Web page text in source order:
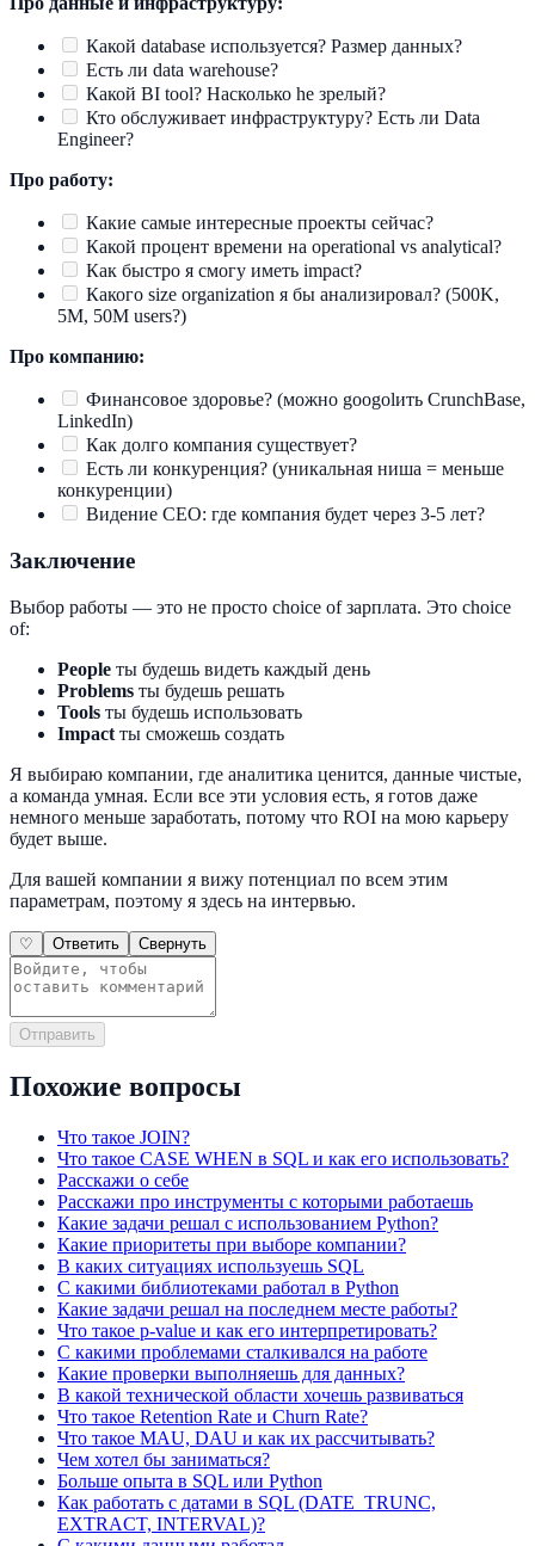
Какой database используется? Размер данных?
Есть ли data warehouse?
Какой BI tool? Насколько he зрелый?
Кто обслуживает инфраструктуру? Есть ли Data
Engineer?
Про работу:
Какие самые интересные проекты сейчас?
Какой процент времени на operational vs analytical?
Как быстро я смогу иметь impact?
Какого size organization я бы анализировал? (500K,
5M, 50M users?)
Про компанию:
Финансовое здоровье? (можно googolить CrunchBase,
LinkedIn)
Как долго компания существует?
Есть ли конкуренция? (уникальная ниша = меньше
конкуренции)
Видение CEO: где компания будет через 3-5 лет?
Заключение
Выбор работы — это не просто choice of зарплата. Это choice
of:
People ты будешь видеть каждый день
Problems ты будешь решать
Tools ты будешь использовать
Impact ты сможешь создать
Я выбираю компании, где аналитика ценится, данные чистые,
а команда умная. Если все эти условия есть, я готов даже
немного меньше заработать, потому что ROI на мою карьеру
будет выше.
Для вашей компании я вижу потенциал по всем этим
параметрам, поэтому я здесь на интервью.
♡ Ответить Свернуть
Отправить
Похожие вопросы
Что такое JOIN?
Что такое CASE WHEN в SQL и как его использовать?
Расскажи о себе
Расскажи про инструменты с которыми работаешь
Какие задачи решал с использованием Python?
Какие приоритеты при выборе компании?
В каких ситуациях используешь SQL
С какими библиотеками работал в Python
Какие задачи решал на последнем месте работы?
Что такое p-value и как его интерпретировать?
С какими проблемами сталкивался на работе
Какие проверки выполняешь для данных?
В какой технической области хочешь развиваться
Что такое Retention Rate и Churn Rate?
Что такое MAU, DAU и как их рассчитывать?
Чем хотел бы заниматься?
Больше опыта в SQL или Python
Как работать с датами в SQL (DATE_TRUNC,
EXTRACT, INTERVAL)?